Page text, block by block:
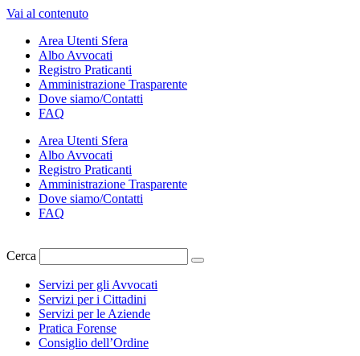
Vai al contenuto
Area Utenti Sfera
Albo Avvocati
Registro Praticanti
Amministrazione Trasparente
Dove siamo/Contatti
FAQ
Area Utenti Sfera
Albo Avvocati
Registro Praticanti
Amministrazione Trasparente
Dove siamo/Contatti
FAQ
Cerca
Servizi per gli Avvocati
Servizi per i Cittadini
Servizi per le Aziende
Pratica Forense
Consiglio dell’Ordine